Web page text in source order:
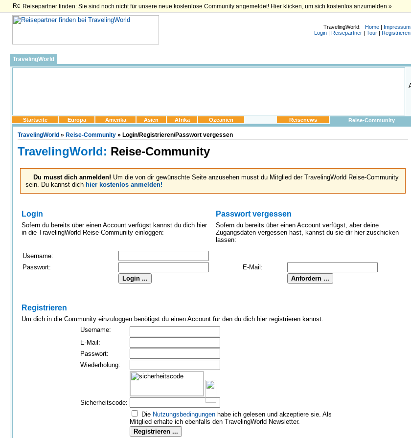
Reisepartner finden: Sie sind noch nicht für unsere neue kostenlose Community angemeldet! Hier klicken, um sich kostenlos anzumelden »
TravelingWorld: Home | Impressum
Login | Reisepartner | Tour | Registrieren
TravelingWorld
Startseite Europa Amerika Asien Afrika Ozeanien Reisenews Reise-Community
TravelingWorld » Reise-Community » Login/Registrieren/Passwort vergessen
TravelingWorld: Reise-Community
Du musst dich anmelden! Um die von dir gewünschte Seite anzusehen musst du Mitglied der TravelingWorld Reise-Community
sein. Du kannst dich hier kostenlos anmelden!
Login
Sofern du bereits über einen Account verfügst kannst du dich hier
in die TravelingWorld Reise-Community einloggen:
Passwort vergessen
Sofern du bereits über einen Account verfügst, aber deine
Zugangsdaten vergessen hast, kannst du sie dir hier zuschicken
lassen:
Username:
Passwort:
E-Mail:
Registrieren
Um dich in die Community einzuloggen benötigst du einen Account für den du dich hier registrieren kannst:
Username:
E-Mail:
Passwort:
Wiederholung:
Sicherheitscode:
Die Nutzungs­bedingungenhabe ich gelesen und akzeptiere sie. Als
Mitglied erhalte ich ebenfalls den TravelingWorld Newsletter.